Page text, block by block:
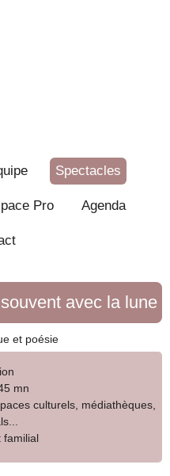
Spectacles
Pro Agenda
avec la lune
et poésie
mn
culturels, médiathèques,
familial